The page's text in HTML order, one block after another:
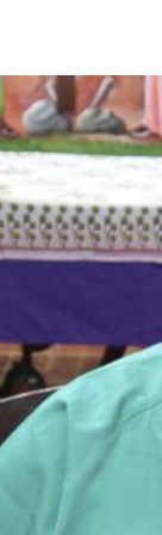
Facebook
en Twitter
Redes